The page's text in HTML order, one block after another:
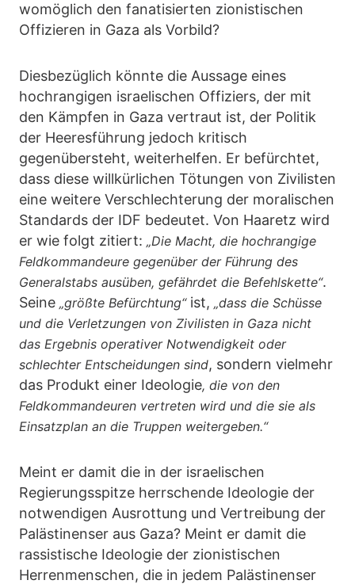
womöglich den fanatisierten zionistischen
Offizieren in Gaza als Vorbild?
Diesbezüglich könnte die Aussage eines
hochrangigen israelischen Offiziers, der mit
den Kämpfen in Gaza vertraut ist, der Politik
der Heeresführung jedoch kritisch
gegenübersteht, weiterhelfen. Er befürchtet,
dass diese willkürlichen Tötungen von Zivilisten
eine weitere Verschlechterung der moralischen
Standards der IDF bedeutet. Von Haaretz wird
er wie folgt zitiert: „Die Macht, die hochrangige
Feldkommandeure gegenüber der Führung des
Generalstabs ausüben, gefährdet die Befehlskette“.
Seine „größte Befürchtung“ist, „dass die Schüsse
und die Verletzungen von Zivilisten in Gaza nicht
das Ergebnis operativer Notwendigkeit oder
schlechter Entscheidungen sind, sondern vielmehr
das Produkt einer Ideologie, die von den
Feldkommandeuren vertreten wird und die sie als
Einsatzplan an die Truppen weitergeben.“
Meint er damit die in der israelischen
Regierungsspitze herrschende Ideologie der
notwendigen Ausrottung und Vertreibung der
Palästinenser aus Gaza? Meint er damit die
rassistische Ideologie der zionistischen
Herrenmenschen, die in jedem Palästinenser